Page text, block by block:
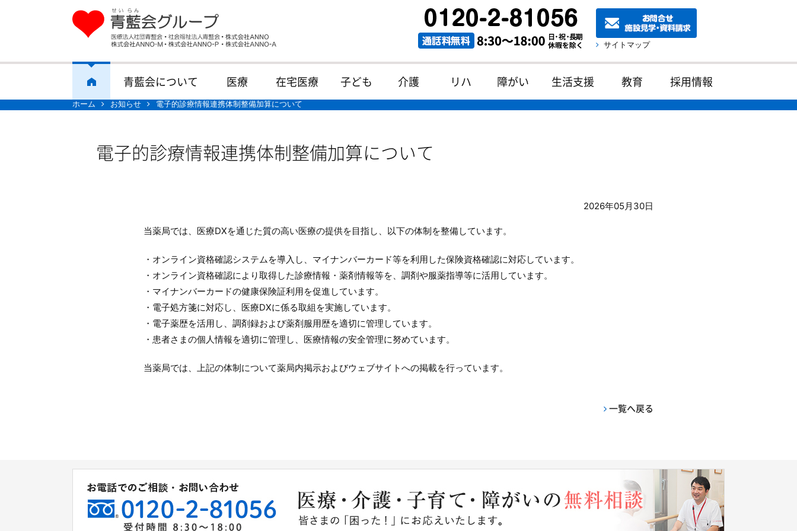
サイトマップ
青藍会について 医療 在宅医療 子ども 介護 リハ 障がい 生活支援 教育 採用情報
ホーム お知らせ 電子的診療情報連携体制整備加算について
電子的診療情報連携体制整備加算について
2026年05月30日
当薬局では、医療DXを通じた質の高い医療の提供を目指し、以下の体制を整備しています。
・オンライン資格確認システムを導入し、マイナンバーカード等を利用した保険資格確認に対応しています。
・オンライン資格確認により取得した診療情報・薬剤情報等を、調剤や服薬指導等に活用しています。
・マイナンバーカードの健康保険証利用を促進しています。
・電子処方箋に対応し、医療DXに係る取組を実施しています。
・電子薬歴を活用し、調剤録および薬剤服用歴を適切に管理しています。
・患者さまの個人情報を適切に管理し、医療情報の安全管理に努めています。
当薬局では、上記の体制について薬局内掲示およびウェブサイトへの掲載を行っています。
一覧へ戻る